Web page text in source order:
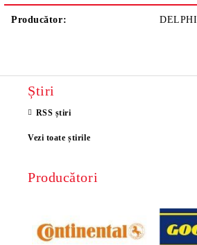
Producător: DELPHI
Știri
RSS știri
Vezi toate știrile
Producători